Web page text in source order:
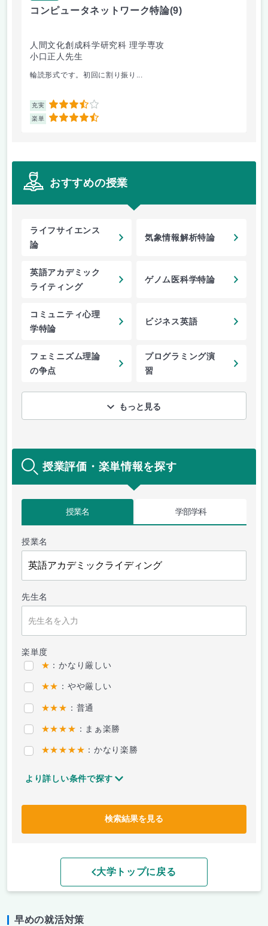
コンピュータネットワーク特論(9)
人間文化創成科学研究科 理学専攻
小口正人先生
輪読形式です。初回に割り振り...
充実 3.5
楽単 4.5
おすすめの授業
ライフサイエンス
論
気象情報解析特論
英語アカデミック
ライティング
ゲノム医科学特論
コミュニティ心理
学特論
ビジネス英語
フェミニズム理論
の争点
プログラミング演
習
もっと見る
授業評価・楽単情報を探す
授業名 学部学科
授業名
先生名
楽単度
★ ：かなり厳しい
★★ ：やや厳しい
★★★ ：普通
★★★★ ：まぁ楽勝
★★★★★ ：かなり楽勝
より詳しい条件で探す
検索結果を見る
大学トップに戻る
早めの就活対策